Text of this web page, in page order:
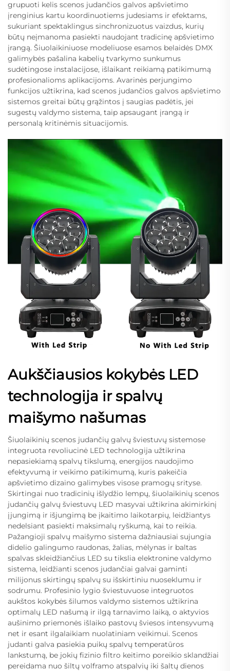
grupuoti kelis scenos judančios galvos apšvietimo
įrenginius kartu koordinuotiems judesiams ir efektams,
sukuriant spektaklingus sinchronizuotus vaizdus, kurių
būtų neįmanoma pasiekti naudojant tradicinę apšvietimo
įrangą. Šiuolaikiniuose modeliuose esamos belaidės DMX
galimybės pašalina kabelių tvarkymo sunkumus
sudėtingose instalacijose, išlaikant reikiamą patikimumą
profesionalioms aplikacijoms. Avarinės perjungimo
funkcijos užtikrina, kad scenos judančios galvos apšvietimo
sistemos greitai būtų grąžintos į saugias padėtis, jei
sugestų valdymo sistema, taip apsaugant įrangą ir
personalą kritinėmis situacijomis.
Aukščiausios kokybės LED
technologija ir spalvų
maišymo našumas
Šiuolaikinių scenos judančių galvų šviestuvų sistemose
integruota revoliucinė LED technologija užtikrina
nepasiekiamą spalvų tikslumą, energijos naudojimo
efektyvumą ir veikimo patikimumą, kuris pakeičia
apšvietimo dizaino galimybes visose pramogų srityse.
Skirtingai nuo tradicinių išlydžio lempų, šiuolaikinių scenos
judančių galvų šviestuvų LED masyvai užtikrina akimirkinį
įjungimą ir išjungimą be įkaitimo laikotarpių, leidžiantys
nedelsiant pasiekti maksimalų ryškumą, kai to reikia.
Pažangioji spalvų maišymo sistema dažniausiai sujungia
didelio galingumo raudonas, žalias, mėlynas ir baltas
spalvas skleidžiančius LED su tikslia elektronine valdymo
sistema, leidžianti scenos judančiai galvai gaminti
milijonus skirtingų spalvų su išskirtiniu nuoseklumu ir
sodrumu. Profesinio lygio šviestuvuose integruotos
aukštos kokybės šilumos valdymo sistemos užtikrina
optimalų LED našumą ir ilgą tarnavimo laiką, o aktyvios
aušinimo priemonės išlaiko pastovų šviesos intensyvumą
net ir esant ilgalaikiam nuolatiniam veikimui. Scenos
judanti galva pasiekia puikų spalvų temperatūros
lankstumą, be jokių fizinio filtro keitimo poreikio sklandžiai
pereidama nuo šiltų volframo atspalvių iki šaltų dienos